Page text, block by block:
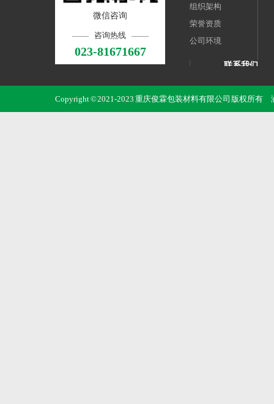
微信咨询
咨询热线
023-81671667
组织架构
荣誉资质
公司环境
联系我们
重庆俊霖包装
邮 箱：
Copyright © 2021-2023 重庆俊霖包装材料有限公司 版权所有